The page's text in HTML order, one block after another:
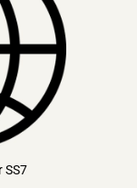
SS7